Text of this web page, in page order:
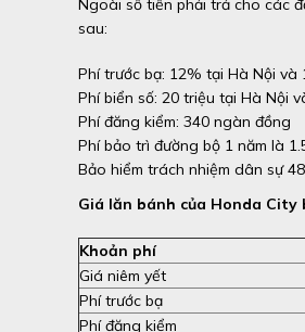
Ngoài số tiền phải trả cho các
sau:
Phí trước bạ: 12% tại Hà Nội
Phí biển số: 20 triệu tại Hà Nội
Phí đăng kiểm: 340 ngàn đồng
Phí bảo trì đường bộ 1 năm là
Bảo hiểm trách nhiệm dân sự
Giá lăn bánh của Honda City
Khoản phí
Giá niêm yết
Phí trước bạ
Phí đăng kiểm